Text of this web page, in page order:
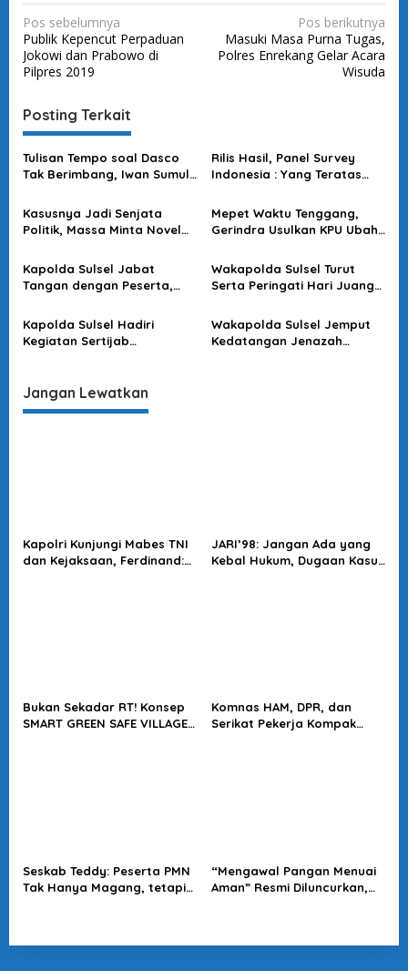
N
a
v
g
a
s
p
s
Pos sebelumnya
Publik Kepencut Perpaduan
Jokowi dan Prabowo di
Pilpres 2019
Pos berikutnya
Masuki Masa Purna Tugas,
Polres Enrekang Gelar Acara
Wisuda
Posting Terkait
Tulisan Tempo soal Dasco
Tak Berimbang, Iwan Sumule
Substansi
Rilis Hasil, Panel Survey
Indonesia : Yang Teratas
Airlangga Hartarto
Kasusnya Jadi Senjata
Politik, Massa Minta Novel
Tinggalkan Tim Penyidik
Mepet Waktu Tenggang,
Gerindra Usulkan KPU Ubah
Terakhir
Kapolda Sulsel Jabat
Tangan dengan Peserta,
Wakapolda Sulsel Turut
Serta Peringati Hari Juang
Kapolda Sulsel Hadiri
Kegiatan Sertijab
Wakapolda Sulsel Jemput
Kedatangan Jenazah
Jangan Lewatkan
Kapolri Kunjungi Mabes TNI
dan Kejaksaan, Ferdinand:
JARI’98: Jangan Ada yang
Kebal Hukum, Dugaan Kasus
Bukan Sekadar RT! Konsep
SMART GREEN SAFE VILLAGE
Komnas HAM, DPR, dan
Serikat Pekerja Kompak
Seskab Teddy: Peserta PMN
Tak Hanya Magang, tetapi
“Mengawal Pangan Menuai
Aman” Resmi Diluncurkan,